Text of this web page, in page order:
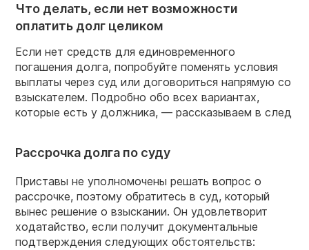
Что делать, если нет возможности
оплатить долг целиком
Если нет средств для единовременного
погашения долга, попробуйте поменять условия
выплаты через суд или договориться напрямую со
взыскателем. Подробно обо всех вариантах,
которые есть у должника, — рассказываем в след
Рассрочка долга по суду
Приставы не уполномочены решать вопрос о
рассрочке, поэтому обратитесь в суд, который
вынес решение о взыскании. Он удовлетворит
ходатайство, если получит документальные
подтверждения следующих обстоятельств: